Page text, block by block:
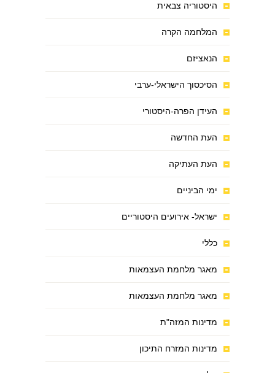
היסטוריה צבאית
המלחמה הקרה
הנאציזם
הסיכסוך הישראלי-ערבי
העידן הפרה-היסטורי
העת החדשה
העת העתיקה
ימי הביניים
ישראל- אירועים היסטוריים
כללי
מאגר מלחמת העצמאות
מאגר מלחמת העצמאות
מדינות המזה"ת
מדינות המזרח התיכון